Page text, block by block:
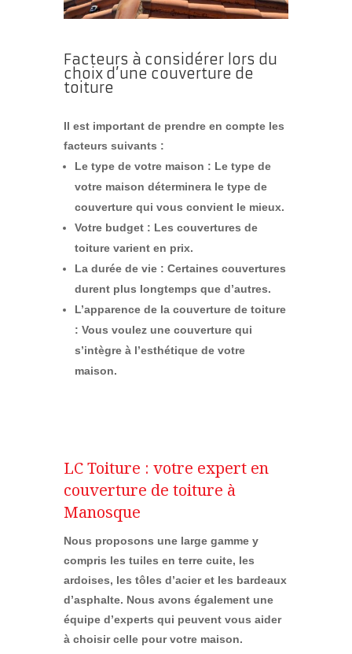
Facteurs à considérer lors du
choix d’une couverture de
toiture
Il est important de prendre en compte les
facteurs suivants :
Le type de votre maison : Le type de
votre maison déterminera le type de
couverture qui vous convient le mieux.
Votre budget : Les couvertures de
toiture varient en prix.
La durée de vie : Certaines couvertures
durent plus longtemps que d’autres.
L’apparence de la couverture de toiture
: Vous voulez une couverture qui
s’intègre à l’esthétique de votre
maison.
LC Toiture : votre expert en
couverture de toiture à
Manosque
Nous proposons une large gamme y
compris les tuiles en terre cuite, les
ardoises, les tôles d’acier et les bardeaux
d’asphalte. Nous avons également une
équipe d’experts qui peuvent vous aider
à choisir celle pour votre maison.